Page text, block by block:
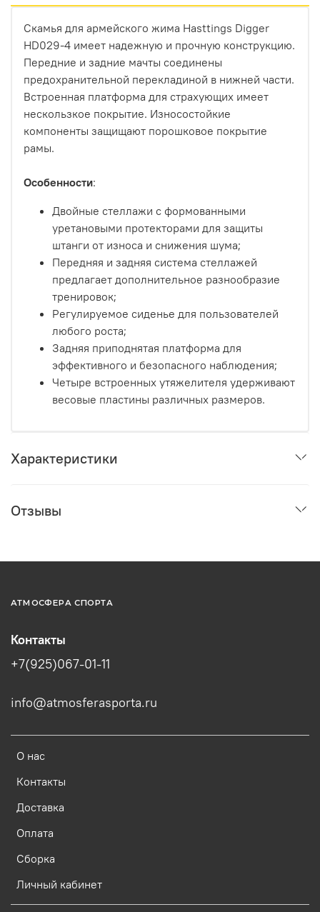
Скамья для армейского жима Hasttings Digger
HD029-4 имеет надежную и прочную конструкцию.
Передние и задние мачты соединены
предохранительной перекладиной в нижней части.
Встроенная платформа для страхующих имеет
нескользкое покрытие. Износостойкие
компоненты защищают порошковое покрытие
рамы.
Особенности:
Двойные стеллажи с формованными
уретановыми протекторами для защиты
штанги от износа и снижения шума;
Передняя и задняя система стеллажей
предлагает дополнительное разнообразие
тренировок;
Регулируемое сиденье для пользователей
любого роста;
Задняя приподнятая платформа для
эффективного и безопасного наблюдения;
Четыре встроенных утяжелителя удерживают
весовые пластины различных размеров.
Характеристики
Отзывы
АТМОСФЕРА СПОРТА
О нас
Контакты
Доставка
Оплата
Сборка
Личный кабинет
Контакты
+7(925)067-01-11
info@atmosferasporta.ru